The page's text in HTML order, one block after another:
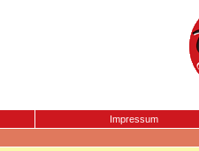
Impressum